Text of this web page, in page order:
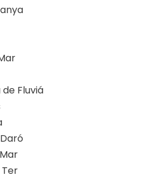
Fluviá